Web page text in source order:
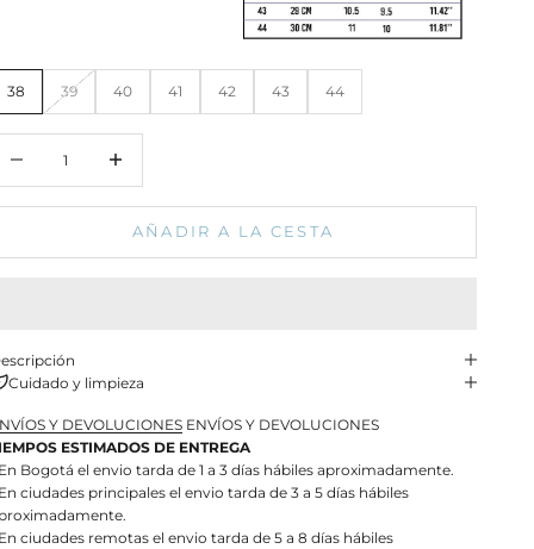
38 39 40 41 42 43 44
AÑADIR A LA CESTA
Cuidado y limpieza
Y DEVOLUCIONES ENVÍOS Y DEVOLUCIONES
ESTIMADOS DE ENTREGA
En Bogotá el envio tarda de 1 a 3 días hábiles aproximadamente.
En ciudades principales el envio tarda de 3 a 5 días hábiles
En ciudades remotas el envio tarda de 5 a 8 días hábiles